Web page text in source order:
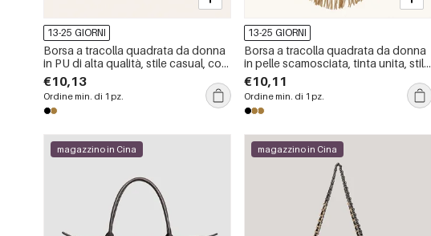
13-25 GIORNI
Borsa a tracolla quadrata da donna
in PU di alta qualità, stile casual, con
dettagli in metallo, borchie e rivetti in
tinta unita.
€10,13
Ordine min. di 1 pz.
13-25 GIORNI
Borsa a tracolla quadrata da donna
in pelle scamosciata, tinta unita, stile
boho con nappine.
€10,11
Ordine min. di 1 pz.
magazzino in Cina magazzino in Cina